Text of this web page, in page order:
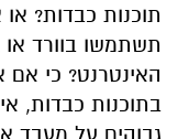
תוכנות כבדות?
תשתמשו בוורד
האינטרנט? כי
בתוכנות כבדות,
גבוהים על מעבד